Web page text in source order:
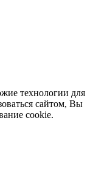
технологии для
сайтом, Вы
cookie.